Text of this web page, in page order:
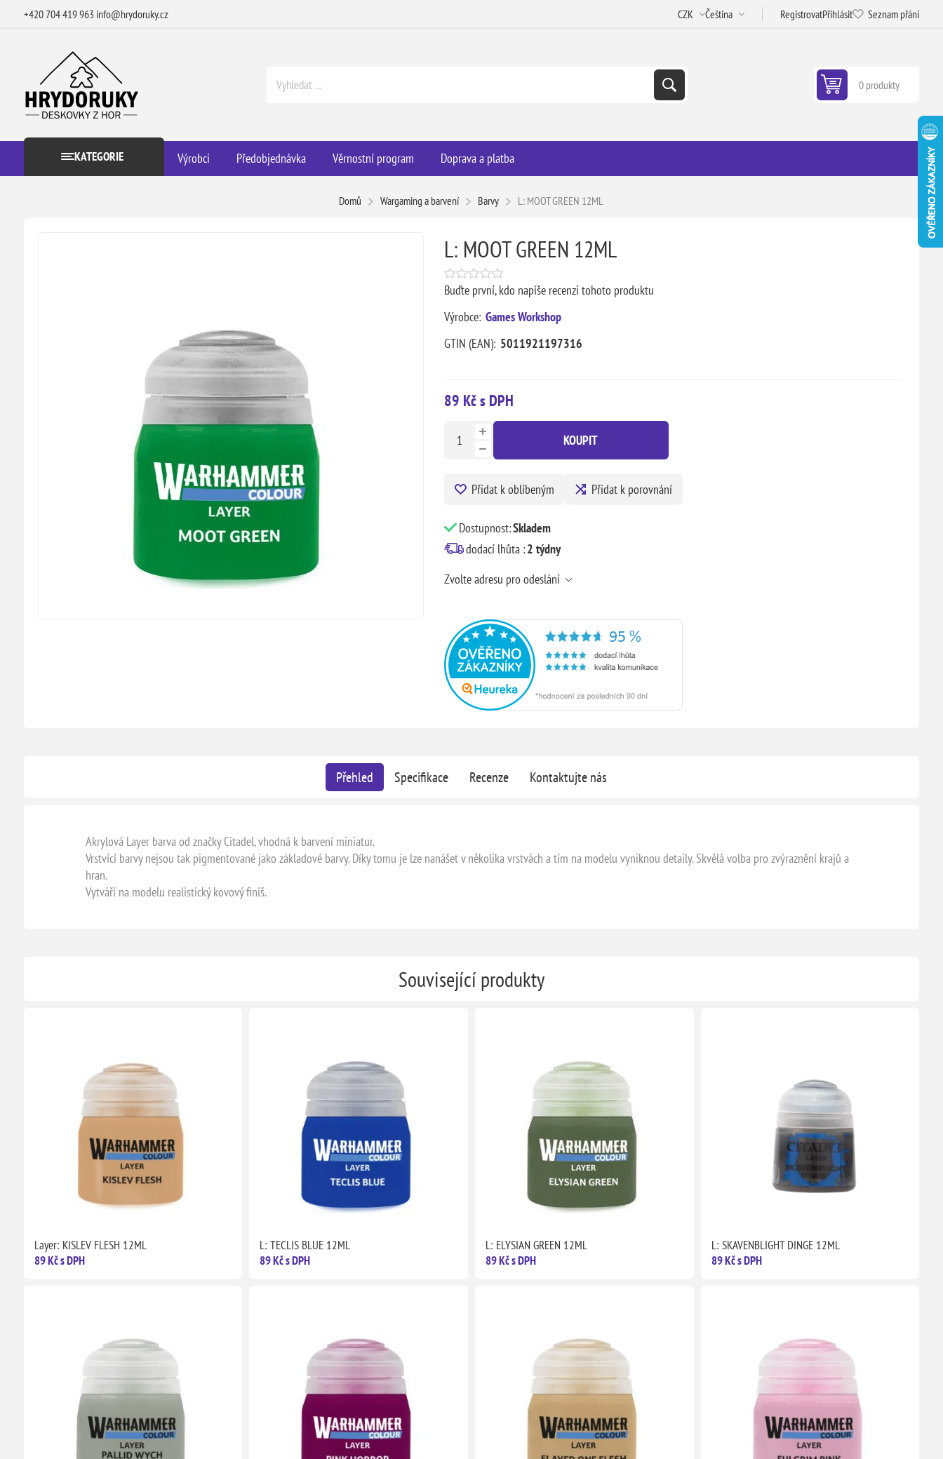
+420 704 419 963 info@hrydoruky.cz RegistrovatPřihlásit Seznam přání
0 produkty
KATEGORIE Výrobci Předobjednávka Věrnostní program Doprava a platba
Domů Wargaming a barvení Barvy L: MOOT GREEN 12ML
L: MOOT GREEN 12ML
Buďte první, kdo napíše recenzi tohoto produktu
Výrobce: Games Workshop
GTIN (EAN): 5011921197316
89 Kč s DPH
KOUPIT
Přidat k oblíbeným Přidat k porovnání
Dostupnost:Skladem
dodací lhůta :2 týdny
Zvolte adresu pro odeslání
Přehled Specifikace Recenze Kontaktujte nás
Akrylová Layer barva od značky Citadel, vhodná k barvení miniatur.
Vrstvící barvy nejsou tak pigmentované jako základové barvy. Díky tomu je lze nanášet v několika vrstvách a tím na modelu vyniknou detaily. Skvělá volba pro zvýraznění krajů a
hran.
Vytváří na modelu realistický kovový finiš.
Související produkty
Layer: KISLEV FLESH 12ML
89 Kč s DPH
L: TECLIS BLUE 12ML
89 Kč s DPH
L: ELYSIAN GREEN 12ML
89 Kč s DPH
L: SKAVENBLIGHT DINGE 12ML
89 Kč s DPH